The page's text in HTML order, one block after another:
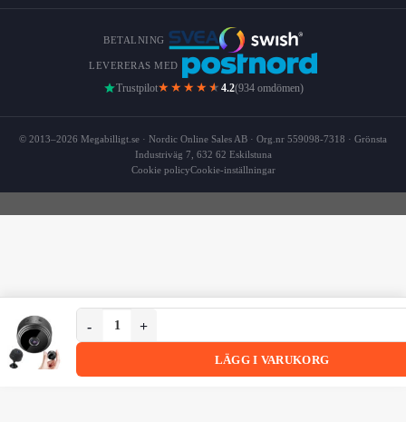
BETALNING
LEVERERAS MED
Trustpilot★★★★ ★ 4.2(934 omdömen)
© 2013–2026 Megabilligt.se · Nordic Online Sales AB · Org.nr 559098-7318 · Grönsta
Industriväg 7, 632 62 Eskilstuna
Cookie policyCookie-inställningar
Trådlös Mini WIFI Övervakningskamera 1080p HD med
Trådlös Mini WIFI Övervakningskamera 1080p HD med
LÄGG I VARUKORG